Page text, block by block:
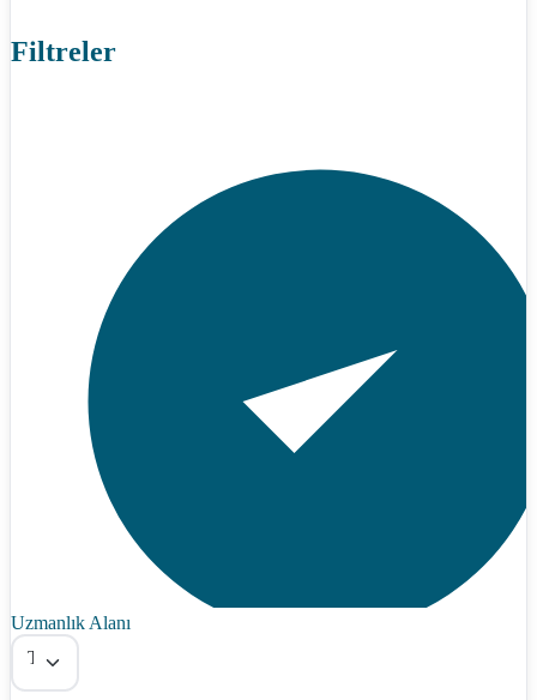
Filtreler
Uzmanlık Alanı
Tümü